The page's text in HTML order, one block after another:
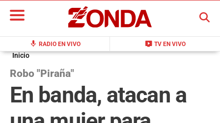
mic RADIO EN VIVO live_tv TV EN VIVO
BUSCAR
Inicio
Robo "Piraña"
En banda, atacan a